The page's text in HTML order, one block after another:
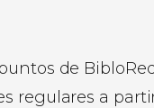
de
regulares a